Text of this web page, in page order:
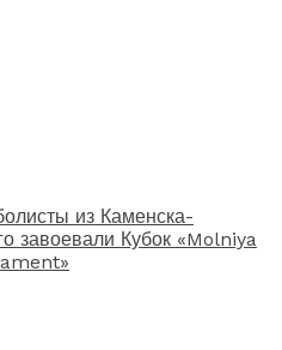
из Каменска-
завоевали Кубок «Molniya